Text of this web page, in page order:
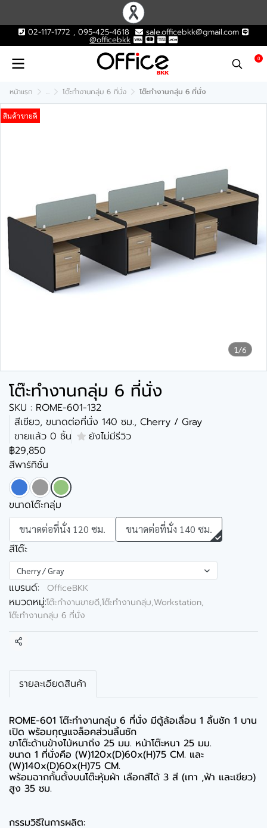
02-117-1772 , 095-425-4618 sale.officebkk@gmail.com
@officebkk
0
หน้าแรก ... โต๊ะทำงานกลุ่ม 6 ที่นั่ง โต๊ะทำงานกลุ่ม 6 ที่นั่ง
1/6
สินค้าขายดี
โต๊ะทำงานกลุ่ม 6 ที่นั่ง
SKU : ROME-601-132
สีเขียว, ขนาดต่อที่นั่ง 140 ซม., Cherry / Gray
ขายแล้ว 0 ชิ้น
ยังไม่มีรีวิว
฿29,850
สีพาร์ทิชั่น
ขนาดโต๊ะกลุ่ม
ขนาดต่อที่นั่ง 120 ซม. ขนาดต่อที่นั่ง 140 ซม.
สีโต๊ะ
Cherry / Gray
แบรนด์: OfficeBKK
หมวดหมู่:โต๊ะทำงานขายดี,โต๊ะทำงานกลุ่ม,Workstation,
โต๊ะทำงานกลุ่ม 6 ที่นั่ง
แชร์
รายละเอียดสินค้า
ROME-601 โต๊ะทำงานกลุ่ม 6 ที่นั่ง มีตู้ล้อเลื่อน 1 ลิ้นชัก 1 บาน
เปิด พร้อมกุญแจล็อคส่วนลิ้นชัก
ขาโต๊ะด้านข้างไม้หนาถึง 25 มม. หน้าโต๊ะหนา 25 มม.
ขนาด 1 ที่นั่งคือ (W)120x(D)60x(H)75 CM. และ
(W)140x(D)60x(H)75 CM.
พร้อมฉากกั้นตั้งบนโต๊ะหุ้มผ้า เลือกสีได้ 3 สี (เทา ,ฟ้า และเขียว)
สูง 35 ซม.
กรรมวิธีในการผลิต: